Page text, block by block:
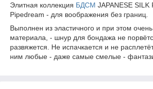
Элитная коллекция БДСМ JAPANESE SILK
Pipedream - для воображения без границ.
Выполнен из эластичного и при этом
материала, - шнур для бондажа не
развяжется. Не испачкается и не
ним любые - даже самые смелые -